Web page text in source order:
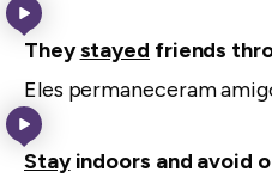
Theystayed friends
Eles permaneceram
Stayindoors and avoid